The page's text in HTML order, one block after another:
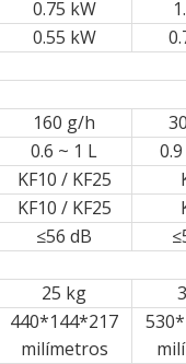
0.75 kW
0.55 kW
160 g/h
0.6 ~ 1 L
KF10 / KF25
KF10 / KF25
≤56 dB
25 kg
440*144*217
milímetros